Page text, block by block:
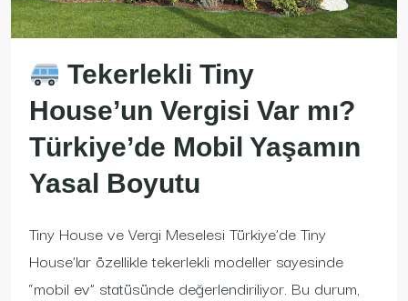
Tekerlekli Tiny
House’un Vergisi Var mı?
Türkiye’de Mobil Yaşamın
Yasal Boyutu
Tiny House ve Vergi Meselesi Türkiye’de Tiny
House’lar özellikle tekerlekli modeller sayesinde
“mobil ev” statüsünde değerlendiriliyor. Bu durum,